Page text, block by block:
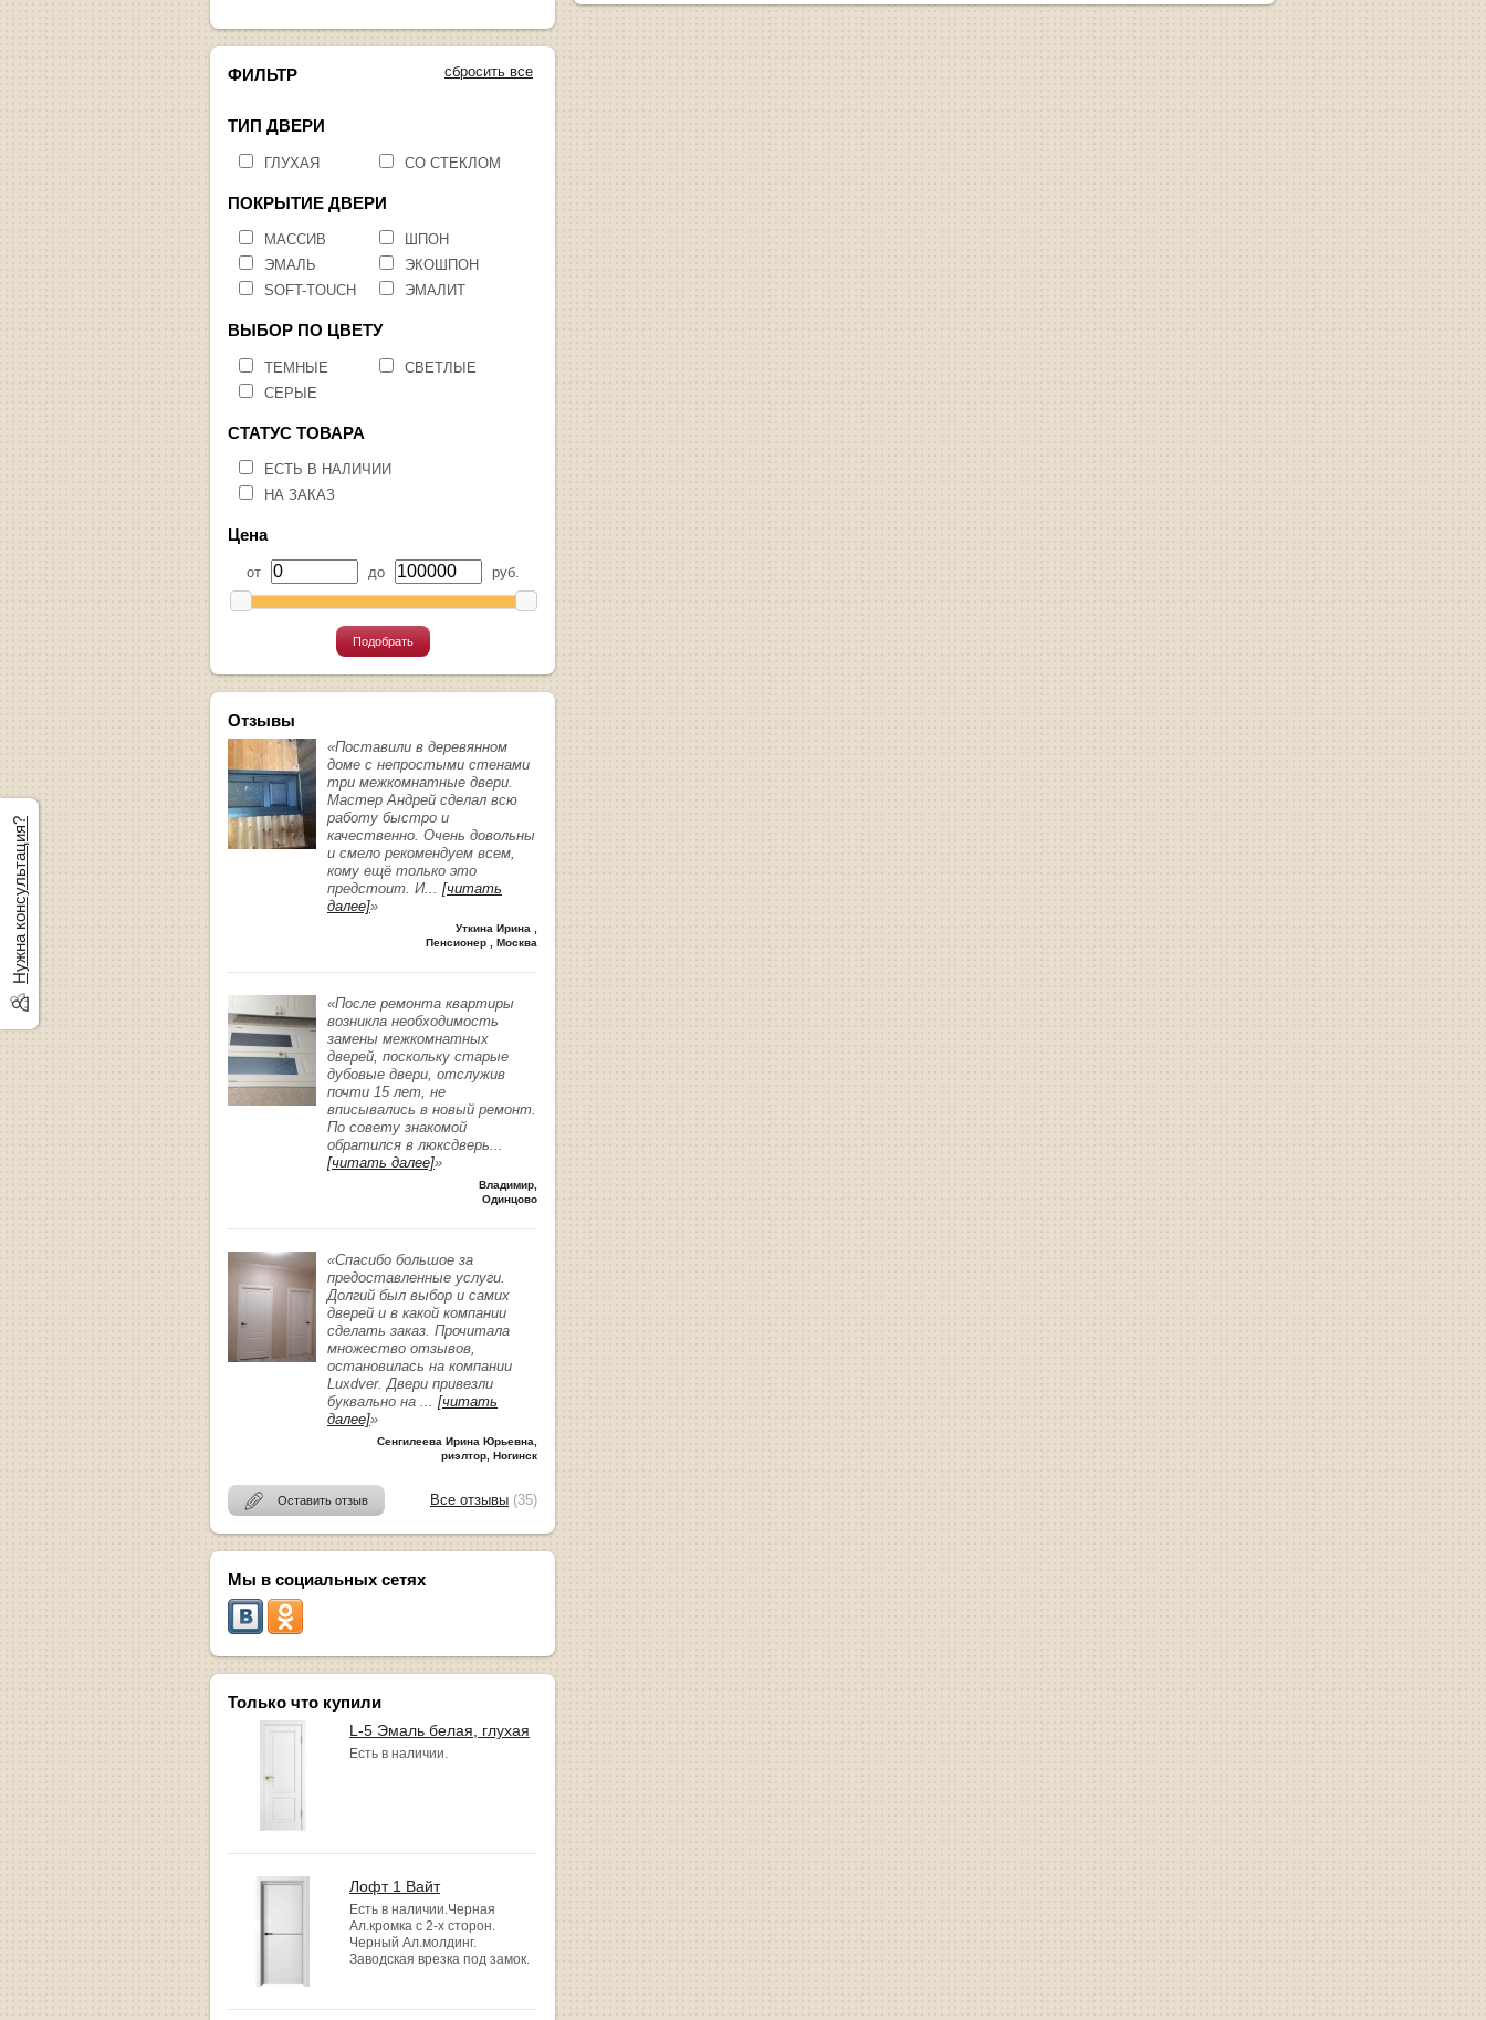
сбросить все
ФИЛЬТР
ТИП ДВЕРИ
ГЛУХАЯ СО СТЕКЛОМ
ПОКРЫТИЕ ДВЕРИ
МАССИВ
ШПОН
ЭМАЛЬ
ЭКОШПОН
SOFT-TOUCH
ЭМАЛИТ
ВЫБОР ПО ЦВЕТУ
ТЕМНЫЕ
СВЕТЛЫЕ
СЕРЫЕ
СТАТУС ТОВАРА
ЕСТЬ В НАЛИЧИИ
НА ЗАКАЗ
Цена
от до руб.
Подобрать
Отзывы
«Поставили в деревянном
доме с непростыми стенами
три межкомнатные двери.
Мастер Андрей сделал всю
работу быстро и
качественно. Очень довольны
и смело рекомендуем всем,
кому ещё только это
предстоит. И... [читать
далее]»
Уткина Ирина ,
Пенсионер , Москва
«После ремонта квартиры
возникла необходимость
замены межкомнатных
дверей, поскольку старые
дубовые двери, отслужив
почти 15 лет, не
вписывались в новый ремонт.
По совету знакомой
обратился в люксдверь...
[читать далее]»
Владимир,
Одинцово
«Спасибо большое за
предоставленные услуги.
Долгий был выбор и самих
дверей и в какой компании
сделать заказ. Прочитала
множество отзывов,
остановилась на компании
Luxdver. Двери привезли
буквально на ... [читать
далее]»
Сенгилеева Ирина Юрьевна,
риэлтор, Ногинск
Оставить отзыв Все отзывы (35)
Мы в социальных сетях
Только что купили
L-5 Эмаль белая, глухая
Есть в наличии.
Лофт 1 Вайт
Есть в наличии.Черная
Ал.кромка с 2-х сторон.
Черный Ал.молдинг.
Заводская врезка под замок.
Нужна консультация?